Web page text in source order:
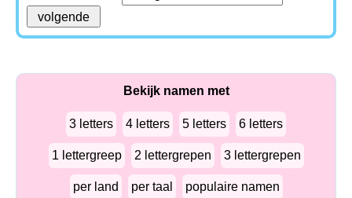
Bekijk namen met
3 letters 4 letters 5 letters 6 letters
1 lettergreep 2 lettergrepen 3 lettergrepen
per land per taal populaire namen